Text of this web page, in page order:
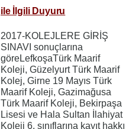
ile İlgili Duyuru
2017-KOLEJLERE GİRİŞ
SINAVI sonuçlarına
göreLefkoşaTürk Maarif
Koleji, Güzelyurt Türk Maarif
Kolej, Girne 19 Mayıs Türk
Maarif Koleji, Gazimağusa
Türk Maarif Koleji, Bekirpaşa
Lisesi ve Hala Sultan İlahiyat
Koleji 6. sınıflarına kayıt hakkı